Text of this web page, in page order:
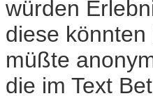
würden
diese
müßte
die im Text